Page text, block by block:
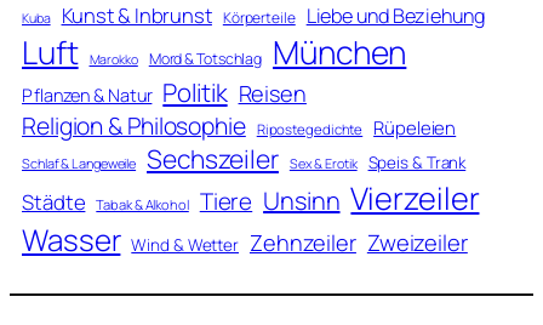
Kuba Kunst & Inbrunst Körperteile Liebe und Beziehung
Luft Marokko Mord & Totschlag München
Pflanzen & Natur Politik Reisen
Religion & Philosophie Ripostegedichte Rüpeleien
Schlaf & Langeweile Sechszeiler Sex & Erotik Speis & Trank
Städte Tabak & Alkohol Tiere Unsinn Vierzeiler
Wasser Wind & Wetter Zehnzeiler Zweizeiler